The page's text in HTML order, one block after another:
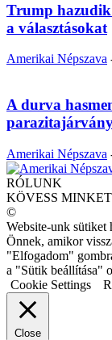
Trump
a választásokat
Amerikai Népszava
A durva
Amerikai Népszava
RÓLUNK
KÖVESS MINKET
©
Website-unk sütiket
Önnek, amikor
"Elfogadom"
a "Sütik beállítása"
Cookie Settings
Close